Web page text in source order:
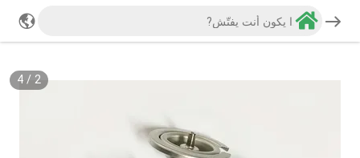
2
/
4